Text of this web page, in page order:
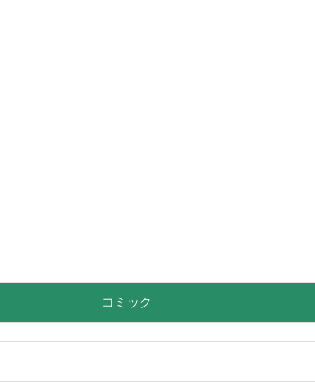
コミック